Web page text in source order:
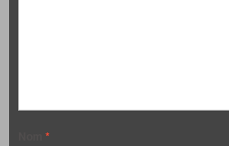
*